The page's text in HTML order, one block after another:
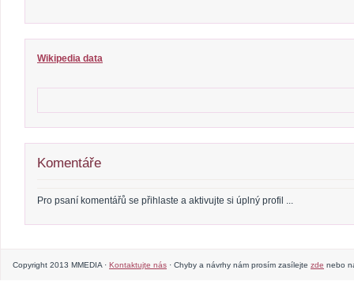
Wikipedia data
Komentáře
Pro psaní komentářů se přihlaste a aktivujte si úplný profil ...
Copyright 2013 MMEDIA · Kontaktujte nás · Chyby a návrhy nám prosím zasílejte zde nebo